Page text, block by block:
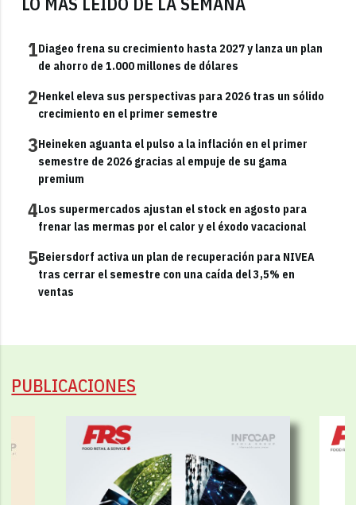
1Diageo frena su crecimiento hasta 2027 y lanza un plan
de ahorro de 1.000 millones de dólares
2Henkel eleva sus perspectivas para 2026 tras un sólido
crecimiento en el primer semestre
3Heineken aguanta el pulso a la inflación en el primer
semestre de 2026 gracias al empuje de su gama
premium
4Los supermercados ajustan el stock en agosto para
frenar las mermas por el calor y el éxodo vacacional
5Beiersdorf activa un plan de recuperación para NIVEA
tras cerrar el semestre con una caída del 3,5% en
ventas
PUBLICACIONES